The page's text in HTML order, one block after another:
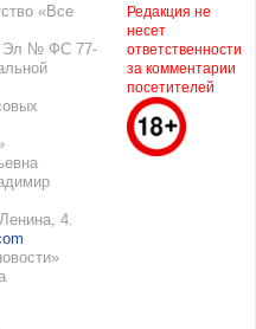
«Все
Эл № ФС 77-
4.
Редакция не
несет
ответственности
за комментарии
посетителей